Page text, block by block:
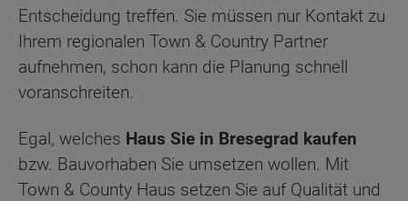
Entscheidung treffen. Sie müssen nur Kontakt zu
Ihrem regionalen Town & Country Partner
aufnehmen, schon kann die Planung schnell
voranschreiten.
Egal, welches Haus Sie in Bresegrad kaufen
bzw. Bauvorhaben Sie umsetzen wollen. Mit
Town & County Haus setzen Sie auf Qualität und